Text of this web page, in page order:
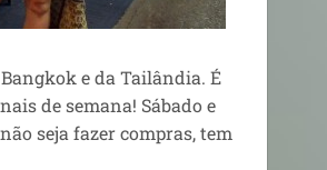
e da Tailândia. É
de semana! Sábado e
seja fazer compras, tem